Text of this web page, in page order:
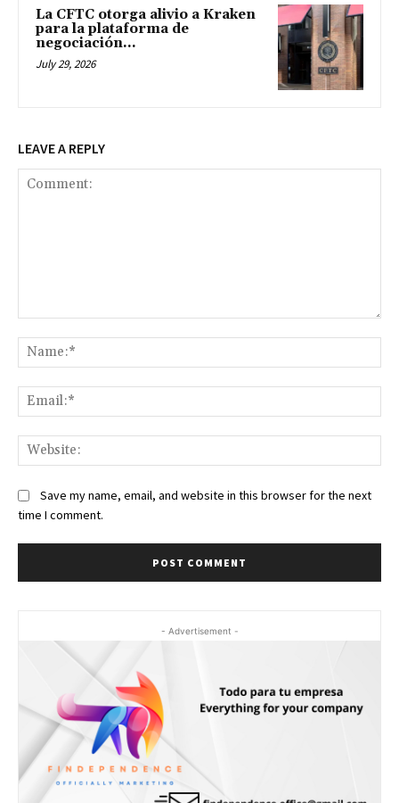
La CFTC otorga alivio a Kraken
para la plataforma de
negociación...
July 29, 2026
LEAVE A REPLY
Save my name, email, and website in this browser for the next
time I comment.
- Advertisement -